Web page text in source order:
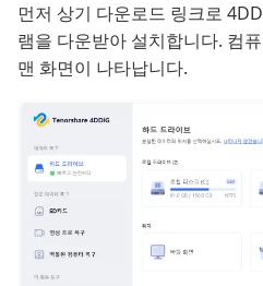
먼저 상기 다운로드 링크로
램을 다운받아 설치합니다. 컴
맨 화면이 나타납니다.